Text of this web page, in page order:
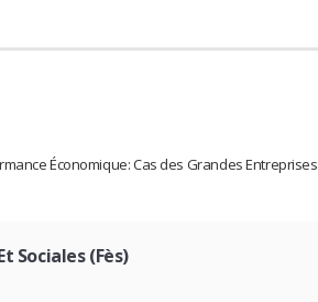
Économique: Cas des Grandes Entreprises
Sociales (Fès)